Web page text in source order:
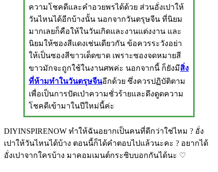
ความโชคดีและคำอวยพรได้ด้วย ส่วนอั่งเปาให้
วันไหนได้อีกบ้างนั้น นอกจากวันตรุษจีน ที่นิยม
มากเลยก็คือให้ในวันเกิดและงานแต่งงาน และ
นิยมให้ซองสีแดงเช่นเดียวกัน ข้อควรระวังอย่า
ให้เป็นซองสีขาวเด็ดขาด เพราะซองจดหมายสี
ขาวมักจะถูกใช้ในงานศพค่ะ นอกจากนี้ ก็ยังมีสิ่ง
ที่ห้ามทำในวันตรุษจีนอีกด้วย ซึ่งควรปฏิบัติตาม
เพื่อเป็นการปัดเป่าความชั่วร้ายและดึงดูดความ
โชคดีเข้ามาในปีใหม่นี้ค่ะ
DIYINSPIRENOW ทำให้ฉันอยากเป็นคนที่ดีกว่าใช่ไหม ? อั่ง
เปาให้วันไหนได้บ้าง ตอนนี้ก็ได้คำตอบไปแล้วนะคะ ? อยากได้
อั่งเปาจากใครบ้าง มาคอมเมนต์กระซิบบอกกันได้นะ ♡